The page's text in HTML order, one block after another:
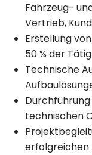
Fahrzeug-
Vertrieb,
Erstellung
50 % der
Technische
technischen
erfolgreichen